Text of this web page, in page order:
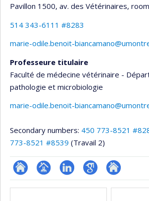
Pavillon 1500, av. des Vétérinaires,
514 343-6111 #8283
marie-odile.benoit-
Professeure titulaire
Faculté de médecine vétérinaire -
pathologie et microbiologie
marie-odile.benoit-
Secondary numbers: 450 773-8521
773-8521 #8539 (Travail 2)
ResearchGate
Page LinkedInGoogleAutre
Media